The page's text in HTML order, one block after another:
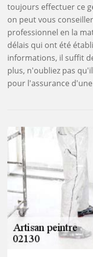
toujours effectuer ce
on peut vous
professionnel en la
délais qui ont été
informations, il suffit
plus, n'oubliez pas
pour l'assurance